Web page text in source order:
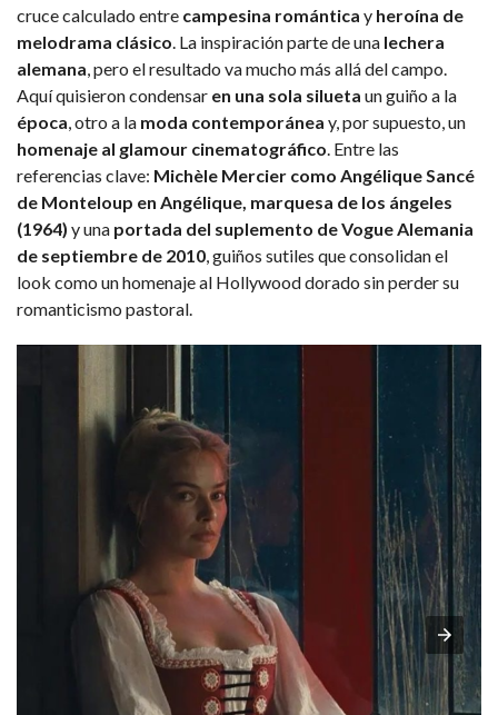
cruce calculado entre campesina romántica y heroína de
melodrama clásico. La inspiración parte de una lechera
alemana, pero el resultado va mucho más allá del campo.
Aquí quisieron condensar en una sola silueta un guiño a la
época, otro a la moda contemporánea y, por supuesto, un
homenaje al glamour cinematográfico. Entre las
referencias clave: Michèle Mercier como Angélique Sancé
de Monteloup en Angélique, marquesa de los ángeles
(1964) y una portada del suplemento de Vogue Alemania
de septiembre de 2010, guiños sutiles que consolidan el
look como un homenaje al Hollywood dorado sin perder su
romanticismo pastoral.